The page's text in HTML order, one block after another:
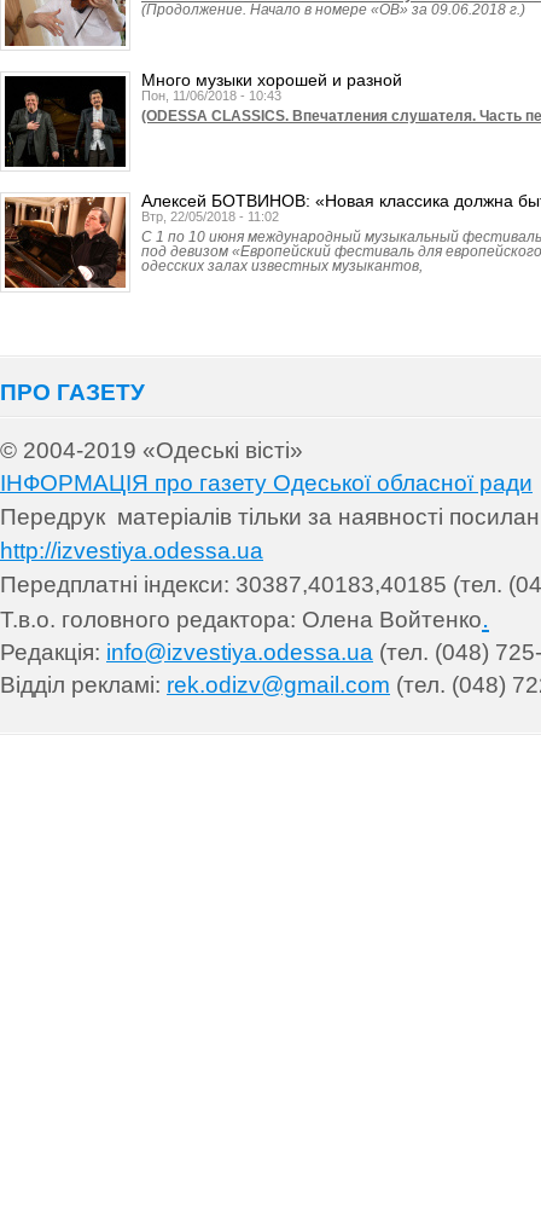
(Продолжение. Начало в номере «ОВ» за 09.06.2018 г.)
Много музыки хорошей и разной
Пон, 11/06/2018 - 10:43
(ODESSA CLASSICS. Впечатления слушателя. Часть
Алексей БОТВИНОВ: «Новая классика должна
Втр, 22/05/2018 - 11:02
С 1 по 10 июня международный музыкальный
под девизом «Европейский фестиваль для
одесских залах известных музыкантов,
ПРО ГАЗЕТУ
© 2004-2019 «Одеські вісті»
ІНФОРМАЦІЯ про газету Одеської обласної ради
Передрук матеріалів тільки за наявності
http://izvestiya.odessa.ua
Передплатні індекси: 30387,40183,40185 (тел.
Т.в.о. головного редактора: Олена Войтенко.
Редакція: info@izvestiya.odessa.ua (тел. (048)
Відділ рекламі: rek.odizv@gmail.com (тел. (048)